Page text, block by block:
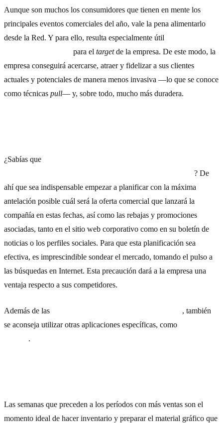
Aunque son muchos los consumidores que tienen en mente los
principales eventos comerciales del año, vale la pena alimentarlo
desde la Red. Y para ello, resulta especialmente útil
para el targetde la empresa. De este modo, la
empresa conseguirá acercarse, atraer y fidelizar a sus clientes
actuales y potenciales de manera menos invasiva —lo que se conoce
como técnicas pull— y, sobre todo, mucho más duradera.
¿Sabías que
? De
ahí que sea indispensable empezar a planificar con la máxima
antelación posible cuál será la oferta comercial que lanzará la
compañía en estas fechas, así como las rebajas y promociones
asociadas, tanto en el sitio web corporativo como en su boletín de
noticias o los perfiles sociales. Para que esta planificación sea
efectiva, es imprescindible sondear el mercado, tomando el pulso a
las búsquedas en Internet. Esta precaución dará a la empresa una
ventaja respecto a sus competidores.
Además de las
, también
se aconseja utilizar otras aplicaciones específicas, como
.
Las semanas que preceden a los períodos con más ventas son el
momento ideal de hacer inventario y preparar el material gráfico que